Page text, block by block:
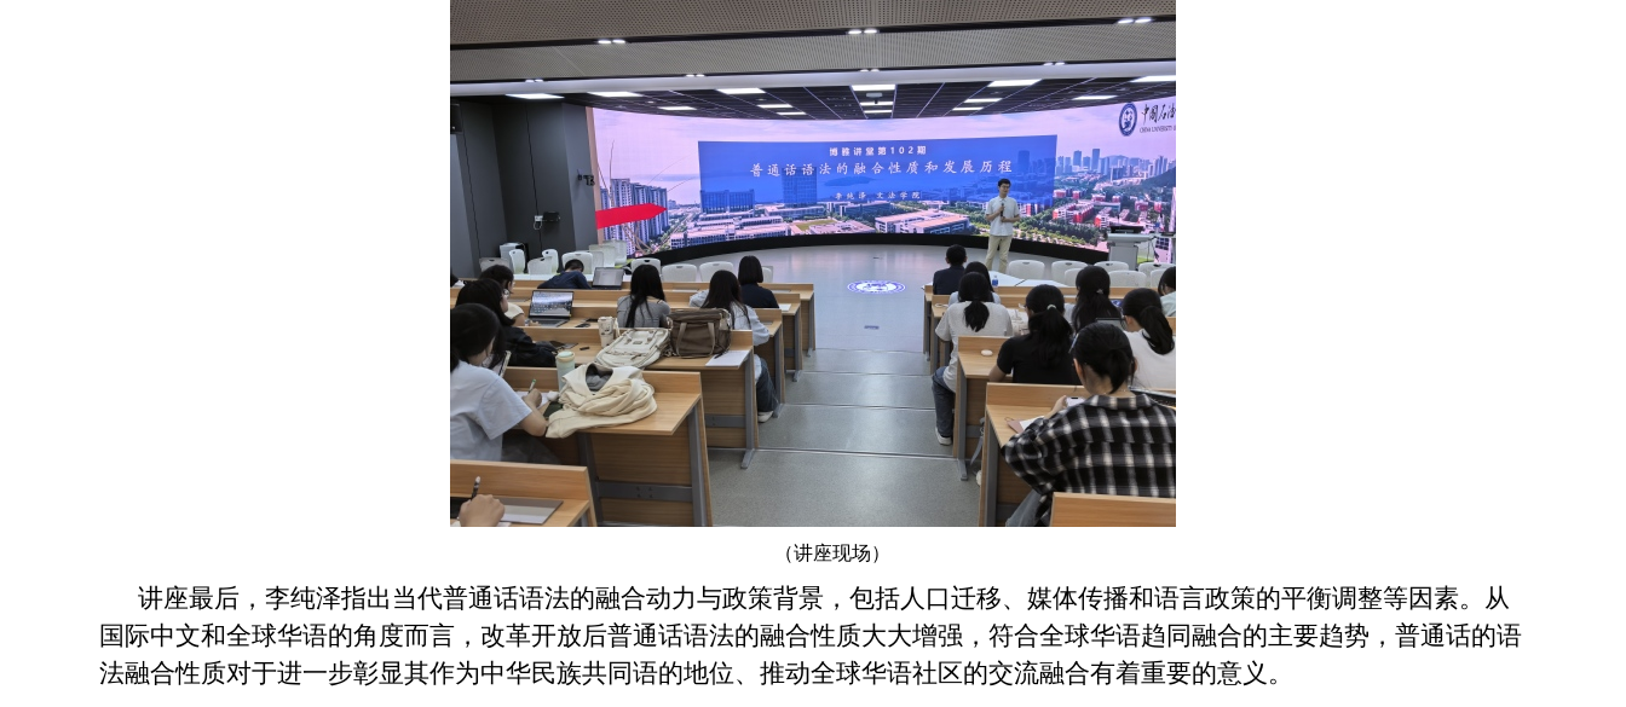
（讲座现场）
讲座最后，李纯泽指出当代普通话语法的融合动力与政策背景，包括人口迁移、媒体传播和语言政策的平衡调整等因素。从
国际中文和全球华语的角度而言，改革开放后普通话语法的融合性质大大增强，符合全球华语趋同融合的主要趋势，普通话的语
法融合性质对于进一步彰显其作为中华民族共同语的地位、推动全球华语社区的交流融合有着重要的意义。